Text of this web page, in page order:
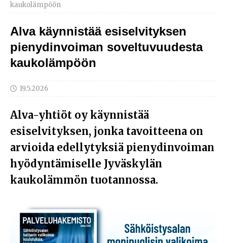
kaukolämpöön
Alva käynnistää esiselvityksen
pienydinvoiman soveltuvuudesta
kaukolämpöön
19.5.2026
Alva-yhtiöt oy käynnistää
esiselvityksen, jonka tavoitteena on
arvioida edellytyksiä pienydinvoiman
hyödyntämiselle Jyväskylän
kaukolämmön tuotannossa.